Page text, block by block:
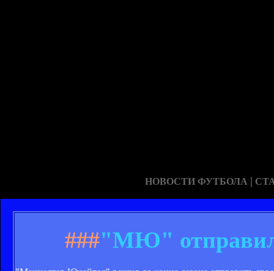
НОВОСТИ ФУТБОЛА |
###"МЮ"